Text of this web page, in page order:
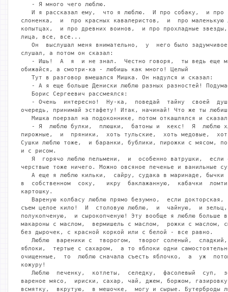
   - Я много чего люблю.
И я рассказал ему,  что я люблю.  И про собаку,  и про
слоненка,  и  про красных кавалеристов,  и  про маленькую
копытцах,  и про древних воинов,  и про прохладные
лица, все, все...
Он  выслушал меня внимательно,  у  него было
слушал, а потом он сказал:
- Ишь!  А  я  и не знал.  Честно говоря,  ты ведь еще
обижайся, а смотри-ка - любишь как много! Целый
   Тут в разговор вмешался Мишка. Он надулся и сказал:
- А я еще больше Дениски люблю разных разностей!
   Борис Сергеевич рассмеялся:
- Очень  интересно!  Ну-ка,  поведай  тайну  своей
очередь, принимай эстафету! Итак, начинай! Что же ты
Мишка поерзал на подоконнике, потом откашлялся и
- Я  люблю булки,  плюшки,  батоны и  кекс!  Я  люблю
пирожные,  и  пряники,  хоть тульские,  хоть медовые,
Сушки люблю тоже,  и баранки, бублики, пирожки с мясом,
и с рисом.
Я  горячо люблю пельмени,  и  особенно ватрушки,  если
черствые тоже ничего. Можно овсяное печенье и ванильные
А еще я люблю кильки,  сайру, судака в маринаде, бычки
в  собственном  соку,   икру  баклажанную,  кабачки
картошку.
Вареную колбасу люблю прямо безумно,  если докторская,
съем целое кило!  И  столовую люблю,  и  чайную,  и
полукопченую,  и сырокопченую! Эту вообще я люблю больше
макароны с маслом,  вермишель с маслом,  рожки с маслом,
без дырочек, с красной коркой или с белой - все равно.
Люблю  вареники с  творогом,  творог соленый,
яблоки,  тертые с сахаром,  а то яблоки одни
очищенные,  то  люблю сначала съесть яблочко,  а  уж
кожуру!
Люблю  печенку,  котлеты,  селедку,  фасолевый  суп,
вареное мясо,  ириски, сахар, чай, джем, боржом,
всмятку,  вкрутую,  в мешочке,  могу и сырые. Бутерброды